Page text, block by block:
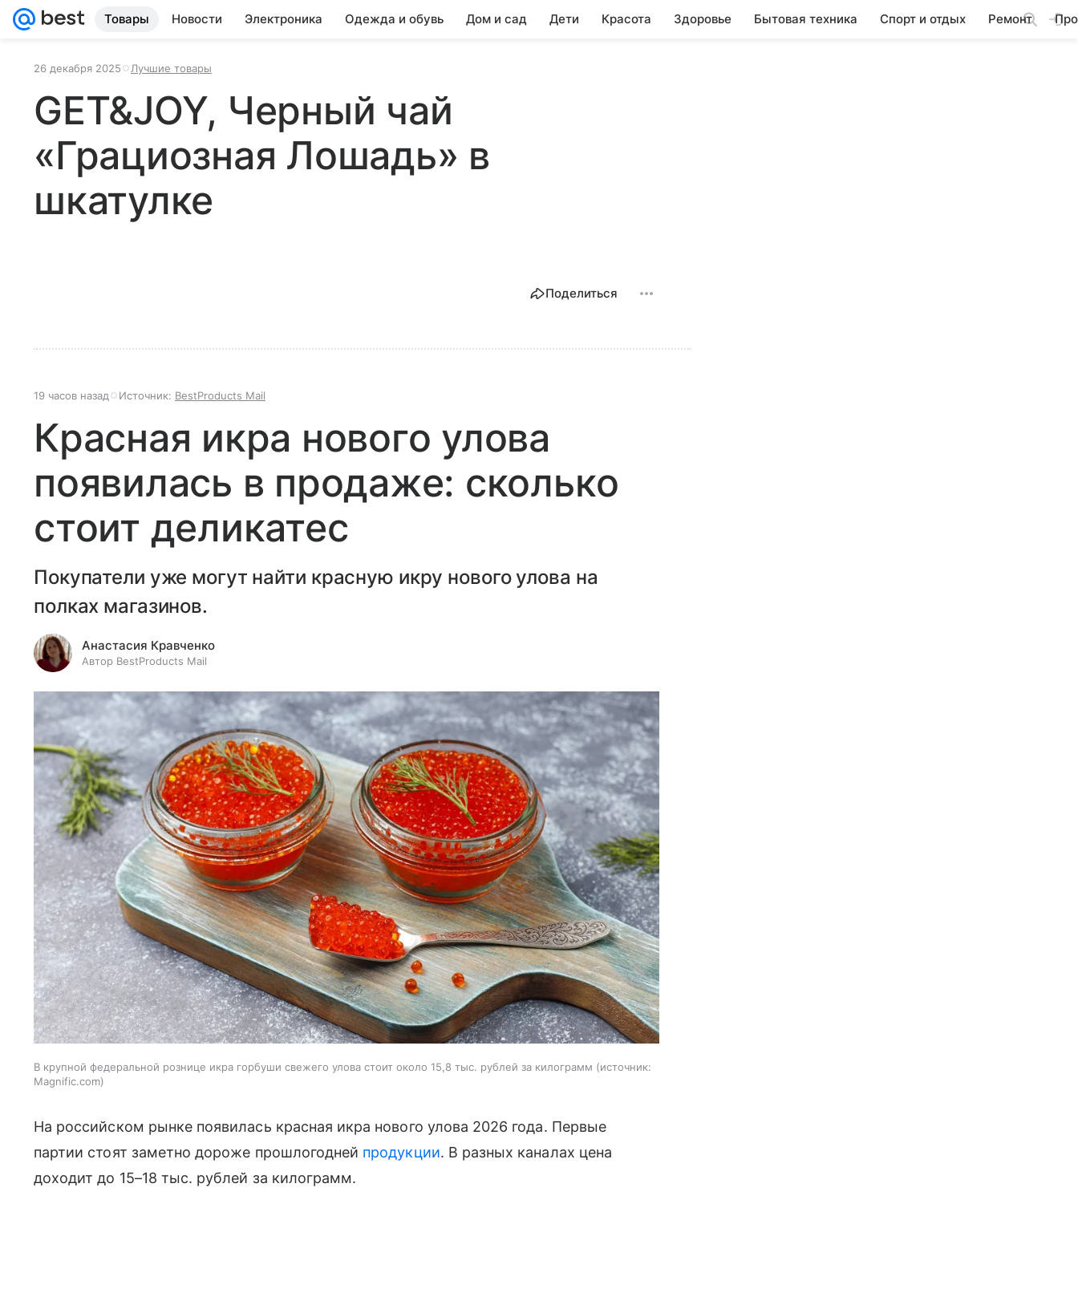
Товары Новости Электроника Одежда и обувь Дом и сад Дети Красота Здоровье Бытовая техника Спорт и отдых Ремонт
26 декабря 2025 Лучшие товары
GET&JOY, Черный чай
«Грациозная Лошадь» в
шкатулке
Поделиться
19 часов назад Источник: BestProducts Mail
Красная икра нового улова
появилась в продаже: сколько
стоит деликатес
Покупатели уже могут найти красную икру нового улова на
полках магазинов.
Анастасия Кравченко
Автор BestProducts Mail
В крупной федеральной рознице икра горбуши свежего улова стоит около 15,8 тыс. рублей за килограмм
источник:
Magnific.com
На российском рынке появилась красная икра нового улова 2026 года. Первые
партии стоят заметно дороже прошлогодней продукции. В разных каналах цена
доходит до 15–18 тыс. рублей за килограмм.